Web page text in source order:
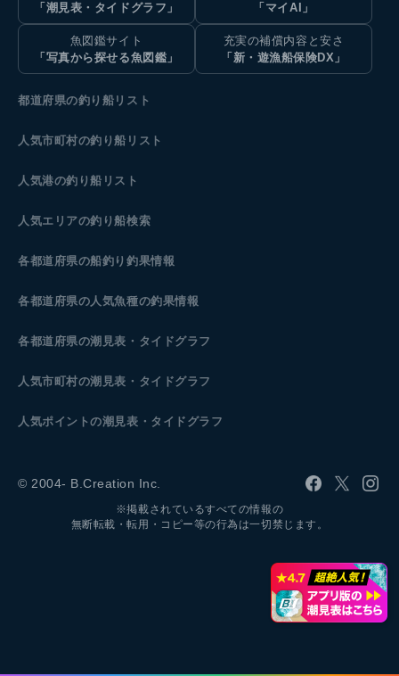
「潮見表・タイドグラフ」
「マイAI」
魚図鑑サイト
「写真から探せる魚図鑑」
充実の補償内容と安さ
「新・遊漁船保険DX」
都道府県の釣り船リスト
人気市町村の釣り船リスト
人気港の釣り船リスト
人気エリアの釣り船検索
各都道府県の船釣り釣果情報
各都道府県の人気魚種の釣果情報
各都道府県の潮見表 ・タイドグラフ
人気市町村の潮見表・タイドグラフ
人気ポイントの潮見表・タイドグラフ
© 2004- B.Creation Inc.
※掲載されているすべての情報の
無断転載・転用・コピー等の行為は一切禁じます。